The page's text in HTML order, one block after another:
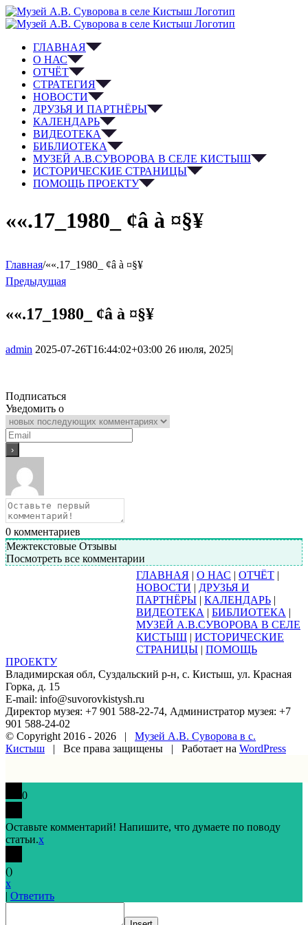
ГЛАВНАЯ
О НАС
ОТЧЁТ
СТРАТЕГИЯ
НОВОСТИ
ДРУЗЬЯ И ПАРТНЁРЫ
КАЛЕНДАРЬ
ВИДЕОТЕКА
БИБЛИОТЕКА
МУЗЕЙ А.В.СУВОРОВА В СЕЛЕ КИСТЫШ
ИСТОРИЧЕСКИЕ СТРАНИЦЫ
ПОМОЩЬ ПРОЕКТУ
««.17_1980_ ¢â à ¤§¥
Главная/««.17_1980_ ¢â à ¤§¥
Предыдущая
««.17_1980_ ¢â à ¤§¥
admin 2025-07-26T16:44:02+03:00 26 июля, 2025|
Подписаться
Уведомить о
0 комментариев
Межтекстовые Отзывы
Посмотреть все комментарии
ГЛАВНАЯ | О НАС | ОТЧЁТ |
НОВОСТИ | ДРУЗЬЯ И
ПАРТНЁРЫ | КАЛЕНДАРЬ |
ВИДЕОТЕКА | БИБЛИОТЕКА |
МУЗЕЙ А.В.СУВОРОВА В СЕЛЕ
КИСТЫШ | ИСТОРИЧЕСКИЕ
СТРАНИЦЫ | ПОМОЩЬ
ПРОЕКТУ
Владимирская обл, Суздальский р-н, с. Кистыш, ул. Красная
Горка, д. 15
E-mail: info@suvorovkistysh.ru
Директор музея: +7 901 588-22-74, Администратор музея: +7
901 588-24-02
© Copyright 2016 - 2026 | Музей А.В. Суворова в с.
Кистыш | Все права защищены | Работает на WordPress
0
Оставьте комментарий! Напишите, что думаете по поводу
статьи.x
()
x
| Ответить